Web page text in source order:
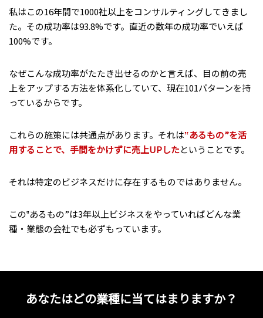
私はこの16年間で1000社以上をコンサルティングしてきまし
た。その成功率は93.8%です。直近の数年の成功率でいえば
100%です。
なぜこんな成功率がたたき出せるのかと言えば、目の前の売
上をアップする方法を体系化していて、現在101パターンを持
っているからです。
これらの施策には共通点があります。それは‟あるもの”を活
用することで、手間をかけずに売上UPしたということです。
それは特定のビジネスだけに存在するものではありません。
この‟あるもの”は3年以上ビジネスをやっていればどんな業
種・業態の会社でも必ずもっています。
あなたはどの業種に当てはまりますか？